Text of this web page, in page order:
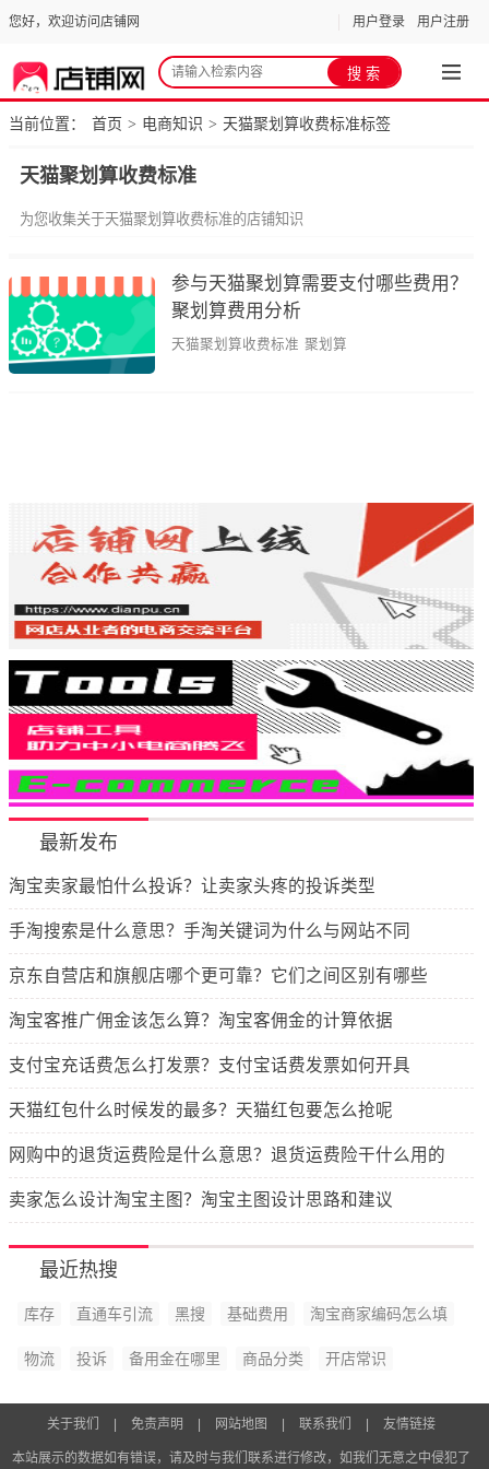
您好，欢迎访问店铺网 用户登录 用户注册
当前位置： 首页 > 电商知识 > 天猫聚划算收费标准标签
天猫聚划算收费标准
为您收集关于天猫聚划算收费标准的店铺知识
参与天猫聚划算需要支付哪些费用？
聚划算费用分析
天猫聚划算收费标准 聚划算
最新发布
淘宝卖家最怕什么投诉？让卖家头疼的投诉类型
手淘搜索是什么意思？手淘关键词为什么与网站不同
京东自营店和旗舰店哪个更可靠？它们之间区别有哪些
淘宝客推广佣金该怎么算？淘宝客佣金的计算依据
支付宝充话费怎么打发票？支付宝话费发票如何开具
天猫红包什么时候发的最多？天猫红包要怎么抢呢
网购中的退货运费险是什么意思？退货运费险干什么用的
卖家怎么设计淘宝主图？淘宝主图设计思路和建议
最近热搜
库存 直通车引流 黑搜 基础费用 淘宝商家编码怎么填
物流 投诉 备用金在哪里 商品分类 开店常识
关于我们 免责声明 网站地图 联系我们 友情链接
本站展示的数据如有错误，请及时与我们联系进行修改，如我们无意之中侵犯了